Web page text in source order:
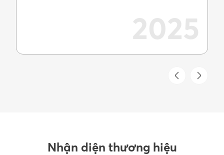
2025
Nhận diện thương hiệu